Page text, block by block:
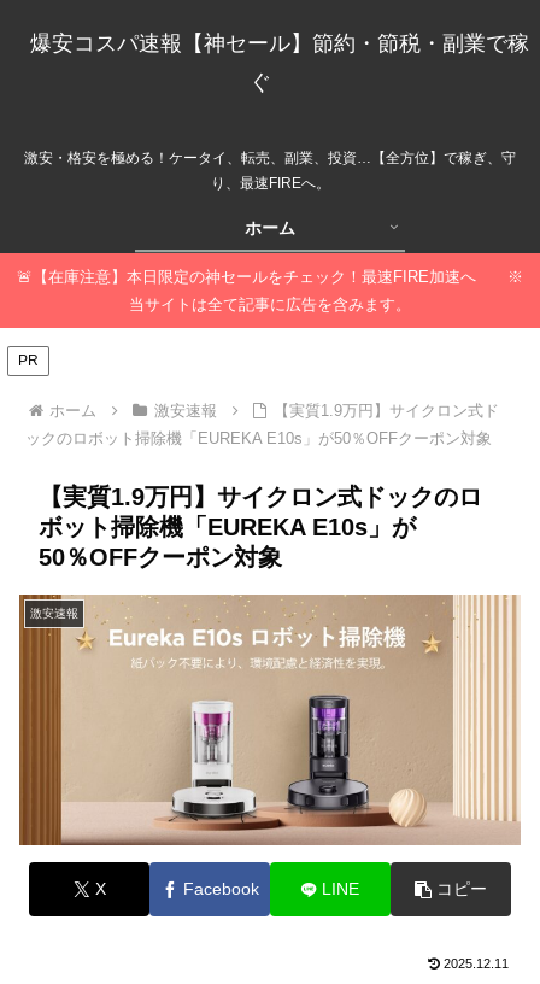
爆安コスパ速報【神セール】節約・節税・副業で稼
ぐ
激安・格安を極める！ケータイ、転売、副業、投資…【全方位】で稼ぎ、守
り、最速FIREへ。
ホーム
🚨【在庫注意】本日限定の神セールをチェック！最速FIRE加速へ ※
当サイトは全て記事に広告を含みます。
PR
ホーム 激安速報
【実質1.9万円】サイクロン式ド
ックのロボット掃除機「EUREKA E10s」が50％OFFクーポン対象
【実質1.9万円】サイクロン式ドックのロ
ボット掃除機「EUREKA E10s」が
50％OFFクーポン対象
激安速報
X Facebook LINE コピー
2025.12.11